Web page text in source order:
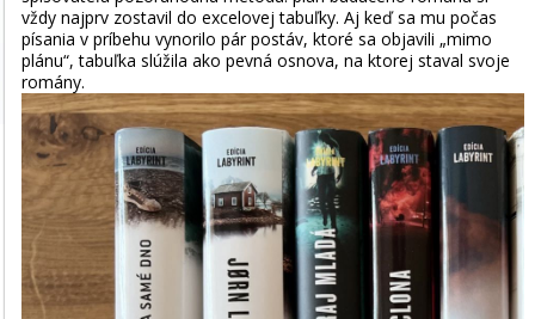
vždy najprv zostavil do excelovej tabuľky. Aj keď sa mu počas
písania v príbehu vynorilo pár postáv, ktoré sa objavili „mimo
plánu“, tabuľka slúžila ako pevná osnova, na ktorej staval svoje
romány.